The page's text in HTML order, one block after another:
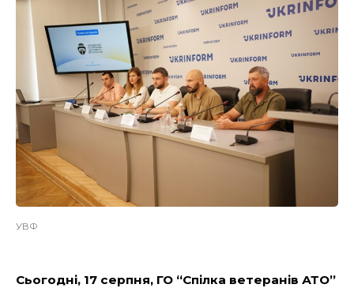
УВФ
Сьогодні, 17 серпня, ГО “Спілка ветеранів АТО”